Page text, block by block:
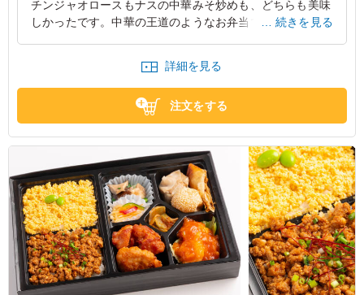
チンジャオロースもナスの中華みそ炒めも、どちらも美味
しかったです。中華の王道のようなお弁当でした。味つけ
東京都豊島区西池袋2026/06/26
続きを見る
詳細を見る
注文をする